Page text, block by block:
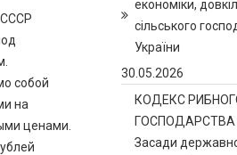
СССР
собой
на
ценами.
економіки,
сільського
України
30.05.2026
КОДЕКС
ГОСПОДАРСТВА
Засади